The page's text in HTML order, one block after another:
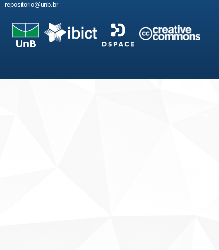
repositorio@unb.br